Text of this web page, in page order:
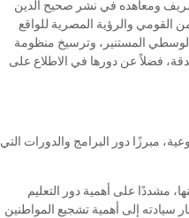
ومعاهده في نشر صحيح الدين
القومي والرؤية المصرية للواقع
المستنير، وترسيخ منظومة
بدقة، فضلاً عن دورها في الاطلاع على
مبرزًا دور البرامج والدورات التي
مشددًا على أهمية دور التعليم
سيادته إلى أهمية تشجيع المواطنين